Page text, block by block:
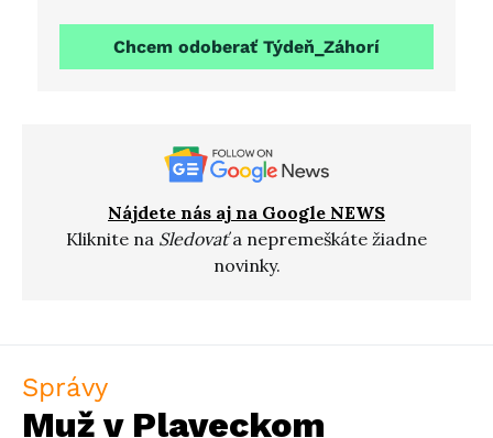
Chcem odoberať Týdeň_Záhorí
Nájdete nás aj na Google NEWS
Kliknite na Sledovaťa nepremeškáte žiadne
novinky.
Správy
Muž v Plaveckom